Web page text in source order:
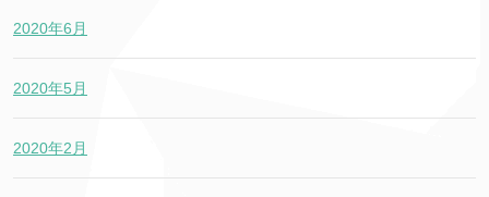
2020年6月
2020年5月
2020年2月